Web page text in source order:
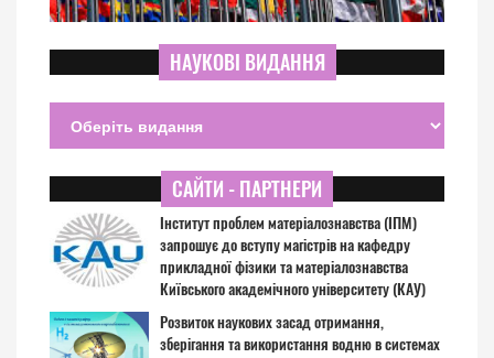
НАУКОВІ ВИДАННЯ
САЙТИ - ПАРТНЕРИ
Інститут проблем матеріалознавства (ІПМ)
запрошує до вступу магістрів на кафедру
прикладної фізики та матеріалознавства
Київського академічного університету (КАУ)
Розвиток наукових засад отримання,
зберігання та використання водню в системах